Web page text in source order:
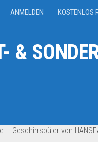
ANMELDEN KOSTENLOS
– Geschirrspüler von